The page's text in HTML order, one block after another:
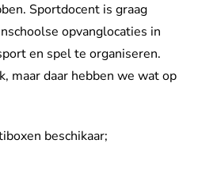
Sportdocent is graag
opvanglocaties in
en spel te organiseren.
maar daar hebben we wat op
beschikaar;